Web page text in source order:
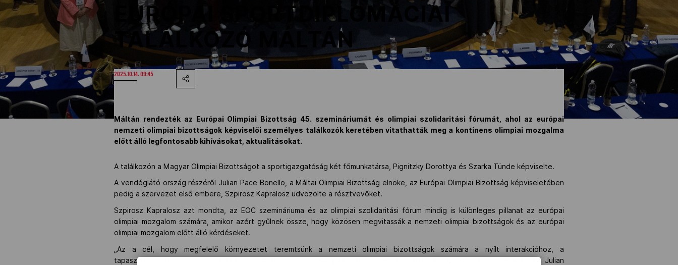
EURÓPAI SPORTDIPLOMÁCIAI
TALÁLKOZÓ MÁLTÁN
2025.10.14. 09:45
Máltán rendezték az Európai Olimpiai Bizottság 45. szemináriumát és olimpiai szolidaritási fórumát, ahol az európai
nemzeti olimpiai bizottságok képviselői személyes találkozók keretében vitathatták meg a kontinens olimpiai mozgalma
előtt álló legfontosabb kihívásokat, aktualitásokat.
A találkozón a Magyar Olimpiai Bizottságot a sportigazgatóság két főmunkatársa, Pignitzky Dorottya és Szarka Tünde képviselte.
A vendéglátó ország részéről Julian Pace Bonello, a Máltai Olimpiai Bizottság elnöke, az Európai Olimpiai Bizottság képviseletében
pedig a szervezet első embere, Szpirosz Kapralosz üdvözölte a résztvevőket.
Szpirosz Kapralosz azt mondta, az EOC szemináriuma és az olimpiai szolidaritási fórum mindig is különleges pillanat az európai
olimpiai mozgalom számára, amikor azért gyűlnek össze, hogy közösen megvitassák a nemzeti olimpiai bizottságok és az európai
olimpiai mozgalom előtt álló kérdéseket.
„Az a cél, hogy megfelelő környezetet teremtsünk a nemzeti olimpiai bizottságok számára a nyílt interakcióhoz, a
tapasztalatcseréhez és a mindennapi munkájuk javát szolgáló gyakorlati ismeretek elsajátításához. Szeretném megköszönni Julian